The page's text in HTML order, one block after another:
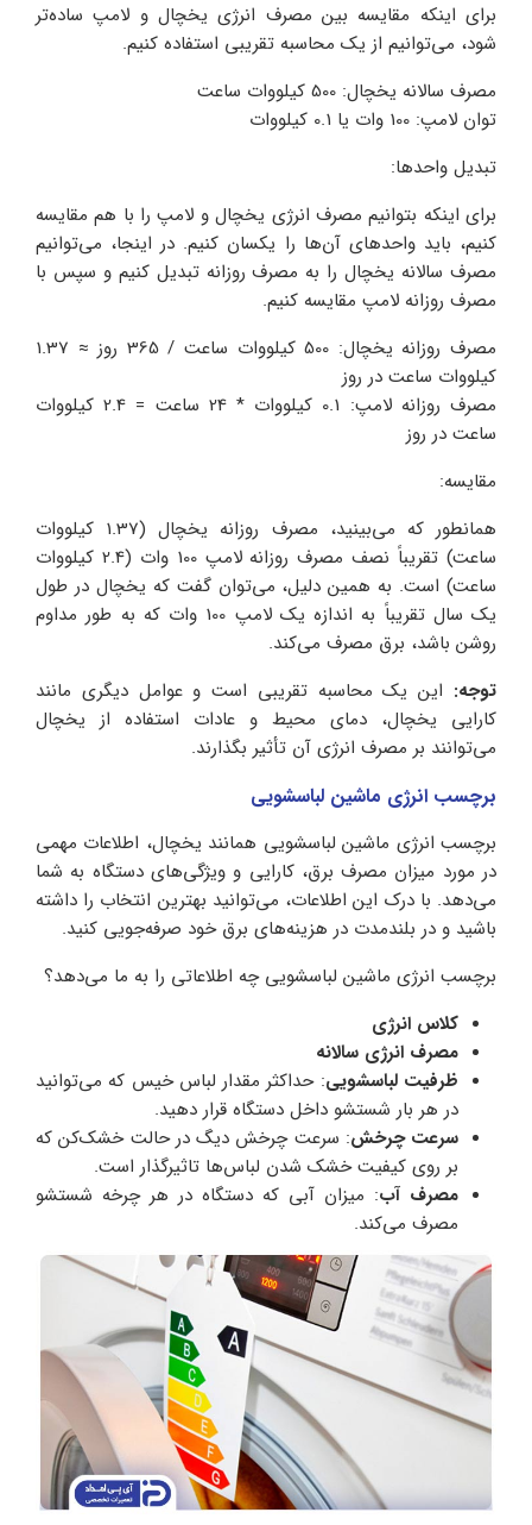
برای اینکه مقایسه بین مصرف انرژی یخچال و لامپ ساده‌تر
شود، می‌توانیم از یک محاسبه تقریبی استفاده کنیم.
مصرف سالانه یخچال: 500 کیلووات ساعت
توان لامپ: 100 وات یا 0.1 کیلووات
تبدیل واحدها:
برای اینکه بتوانیم مصرف انرژی یخچال و لامپ را با هم مقایسه
کنیم، باید واحدهای آن‌ها را یکسان کنیم. در اینجا، می‌توانیم
مصرف سالانه یخچال را به مصرف روزانه تبدیل کنیم و سپس با
مصرف روزانه لامپ مقایسه کنیم.
مصرف روزانه یخچال: 500 کیلووات ساعت / 365 روز ≈ 1.37
کیلووات ساعت در روز
مصرف روزانه لامپ: 0.1 کیلووات * 24 ساعت = 2.4 کیلووات
ساعت در روز
مقایسه:
همانطور که می‌بینید، مصرف روزانه یخچال (1.37 کیلووات
ساعت) تقریباً نصف مصرف روزانه لامپ 100 وات (2.4 کیلووات
ساعت) است. به همین دلیل، می‌توان گفت که یخچال در طول
یک سال تقریباً به اندازه یک لامپ 100 وات که به طور مداوم
روشن باشد، برق مصرف می‌کند.
توجه: این یک محاسبه تقریبی است و عوامل دیگری مانند
کارایی یخچال، دمای محیط و عادات استفاده از یخچال
می‌توانند بر مصرف انرژی آن تأثیر بگذارند.
برچسب انرژی ماشین لباسشویی
برچسب انرژی ماشین لباسشویی همانند یخچال، اطلاعات مهمی
در مورد میزان مصرف برق، کارایی و ویژگی‌های دستگاه به شما
می‌دهد. با درک این اطلاعات، می‌توانید بهترین انتخاب را داشته
باشید و در بلندمدت در هزینه‌های برق خود صرفه‌جویی کنید.
برچسب انرژی ماشین لباسشویی چه اطلاعاتی را به ما می‌دهد؟
کلاس انرژی
مصرف انرژی سالانه
ظرفیت لباسشویی: حداکثر مقدار لباس خیس که می‌توانید
در هر بار شستشو داخل دستگاه قرار دهید.
سرعت چرخش: سرعت چرخش دیگ در حالت خشک‌کن که
بر روی کیفیت خشک شدن لباس‌ها تاثیرگذار است.
مصرف آب: میزان آبی که دستگاه در هر چرخه شستشو
مصرف می‌کند.